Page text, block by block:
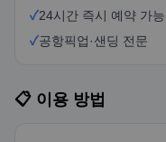
✓24시간 즉시 예약 가능
✓공항픽업·샌딩 전문
📋 이용 방법